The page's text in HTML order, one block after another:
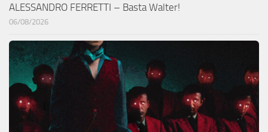
ALESSANDRO FERRETTI – Basta Walter!
06/08/2026